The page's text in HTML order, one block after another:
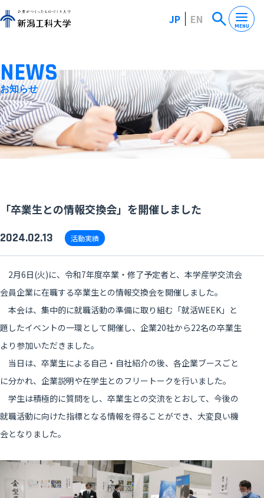
JP EN MENU
NEWS
お知らせ
「卒業生との情報交換会」を開催しました
2024.02.13
活動実績
2月6日(火)に、令和7年度卒業・修了予定者と、本学産学交流会
会員企業に在職する卒業生との情報交換会を開催しました。
本会は、集中的に就職活動の準備に取り組む「就活WEEK」と
題したイベントの一環として開催し、企業20社から22名の卒業生
より参加いただきました。
当日は、卒業生による自己・自社紹介の後、各企業ブースごと
に分かれ、企業説明や在学生とのフリートークを行いました。
学生は積極的に質問をし、卒業生との交流をとおして、今後の
就職活動に向けた指標となる情報を得ることができ、大変良い機
会となりました。